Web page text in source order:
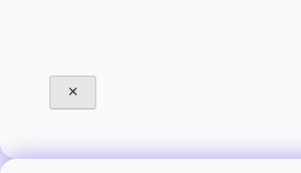
×